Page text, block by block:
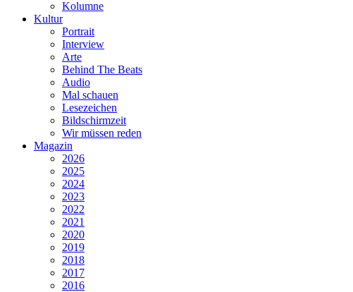
Kolumne
Kultur
Portrait
Interview
Arte
Behind The Beats
Audio
Mal schauen
Lesezeichen
Bildschirmzeit
Wir müssen reden
Magazin
2026
2025
2024
2023
2022
2021
2020
2019
2018
2017
2016